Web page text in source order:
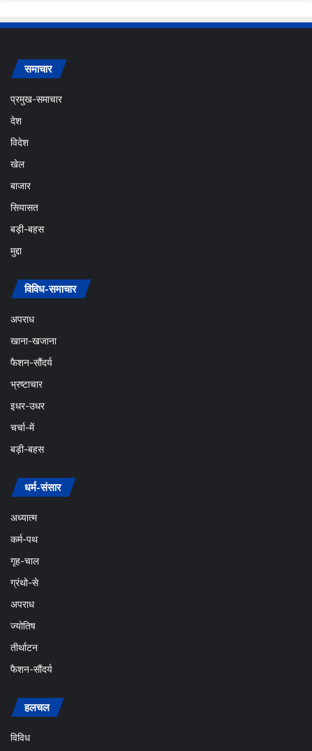
समाचार
प्रमुख-समाचार
देश
विदेश
खेल
बाजार
सियासत
बड़ी-बहस
मुद्दा
विविध-समाचार
अपराध
खाना-खजाना
फैशन-सौंदर्य
भ्रष्टाचार
इधर-उधर
चर्चा-में
बड़ी-बहस
धर्म-संसार
अध्यात्म
कर्म-पथ
गृह-चाल
ग्रंथो-से
अपराध
ज्योतिष
तीर्थाटन
फैशन-सौंदर्य
हलचल
विविध